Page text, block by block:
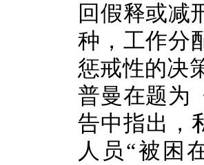
回假释或减
种，工作分
惩戒性的决
普曼在题为
告中指出，
人员“被困